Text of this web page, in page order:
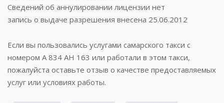
Сведений об аннулировании лицензии нет
запись о выдаче разрешения внесена 25.06.2012
Если вы пользовались услугами самарского такси с
номером А 834 АН 163 или работали в этом такси,
пожалуйста оставьте отзыв о качестве предоставляемых
услуг или условиях работы.